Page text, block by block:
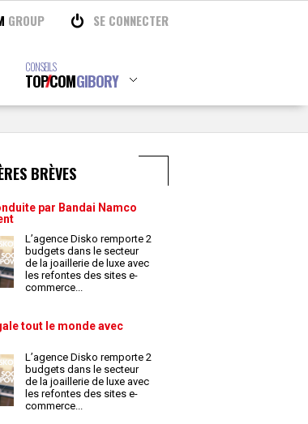
GROUP SE CONNECTER
CONSEILS
TOPCOMGIBORY
BRÈVES
par Bandai Namco
L’agence Disko remporte 2
budgets dans le secteur
de la joaillerie de luxe avec
les refontes des sites e-
commerce...
tout le monde avec
L’agence Disko remporte 2
budgets dans le secteur
de la joaillerie de luxe avec
les refontes des sites e-
commerce...